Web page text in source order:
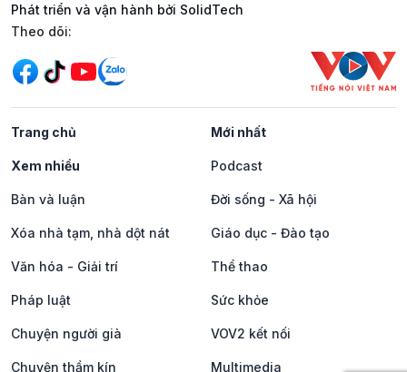
Phát triển và vận hành bởi SolidTech
Mạng xã hội
Theo dõi:
Trang chủ Mới nhất
Xem nhiều Podcast
Bàn và luận Đời sống - Xã hội
Xóa nhà tạm, nhà dột nát Giáo dục - Đào tạo
Văn hóa - Giải trí Thể thao
Pháp luật Sức khỏe
Chuyện người già VOV2 kết nối
Chuyện thầm kín Multimedia